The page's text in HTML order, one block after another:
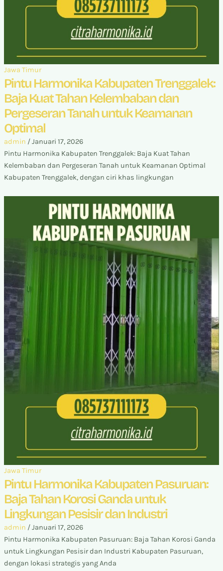
Jawa Timur
Pintu Harmonika Kabupaten Trenggalek:
Baja Kuat Tahan Kelembaban dan
Pergeseran Tanah untuk Keamanan
Optimal
admin /Januari 17, 2026
Pintu Harmonika Kabupaten Trenggalek: Baja Kuat Tahan
Kelembaban dan Pergeseran Tanah untuk Keamanan Optimal
Kabupaten Trenggalek, dengan ciri khas lingkungan
Jawa Timur
Pintu Harmonika Kabupaten Pasuruan:
Baja Tahan Korosi Ganda untuk
Lingkungan Pesisir dan Industri
admin /Januari 17, 2026
Pintu Harmonika Kabupaten Pasuruan: Baja Tahan Korosi Ganda
untuk Lingkungan Pesisir dan Industri Kabupaten Pasuruan,
dengan lokasi strategis yang Anda